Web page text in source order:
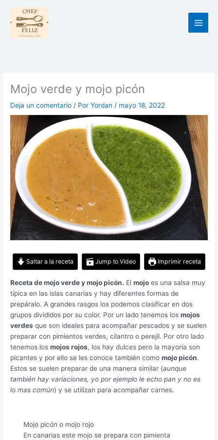
contenido
Mojo verde y mojo picón
Deja un comentario / PorYordan/ mayo 18, 2022
Saltar a la receta Jump to Video Imprimir receta
Receta de mojo verde y mojo picón. Elmojo es una salsa muy
típica en las islas canarias y hay diferentes formas de
prepáralo. A grandes rasgos los podemos clasificar en dos
grupos divididos por su color. Por un lado tenemos losmojos
verdes que son ideales para acompañar pescados y se suelen
preparar con pimientos verdes, cilantro o perejil. Por otro lado
tenemos losmojos rojos, los hay dulces pero la mayoría son
picantes y por ello se les conoce también comomojo picón.
Estos se suelen preparar de una manera similar (aunque
también hay variaciones, yo por ejemplo le echo pan y no es
lo mas común) y se utilizan para acompañar carnes.
Mojo picón o mojo rojo
En canarias este mojo se prepara con pimienta